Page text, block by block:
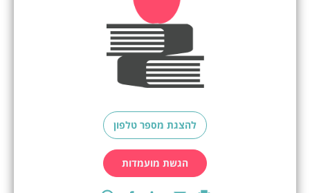
להצגת מספר טלפון
הגשת מועמדות